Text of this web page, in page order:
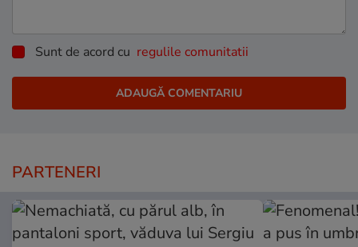
Sunt de acord cu regulile comunitatii
PARTENERI